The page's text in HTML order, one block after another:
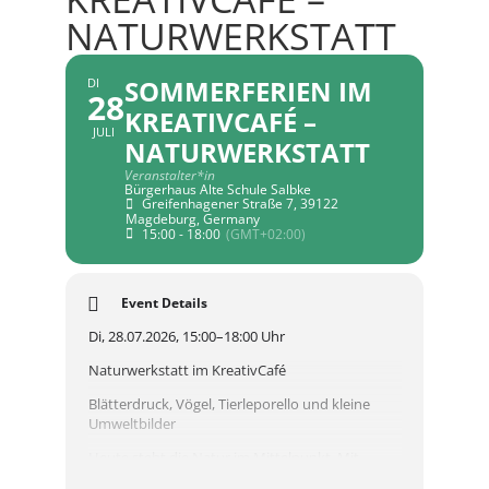
NATURWERKSTATT
DI
28
JULI
SOMMERFERIEN IM
KREATIVCAFÉ –
NATURWERKSTATT
Veranstalter*in
Bürgerhaus Alte Schule Salbke
Greifenhagener Straße 7, 39122
Magdeburg, Germany
15:00 - 18:00 (GMT+02:00)
Event Details
Di, 28.07.2026, 15:00–18:00 Uhr
Naturwerkstatt im KreativCafé
Blätterdruck, Vögel, Tierleporello und kleine
Umweltbilder